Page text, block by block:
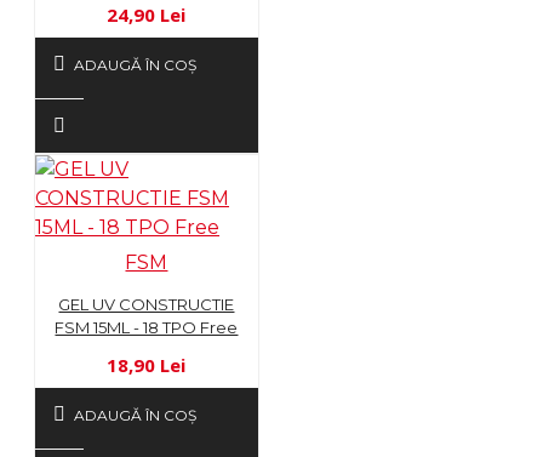
24,90 Lei
ADAUGĂ ÎN COŞ
FSM
GEL UV CONSTRUCTIE
FSM 15ML - 18 TPO Free
18,90 Lei
ADAUGĂ ÎN COŞ